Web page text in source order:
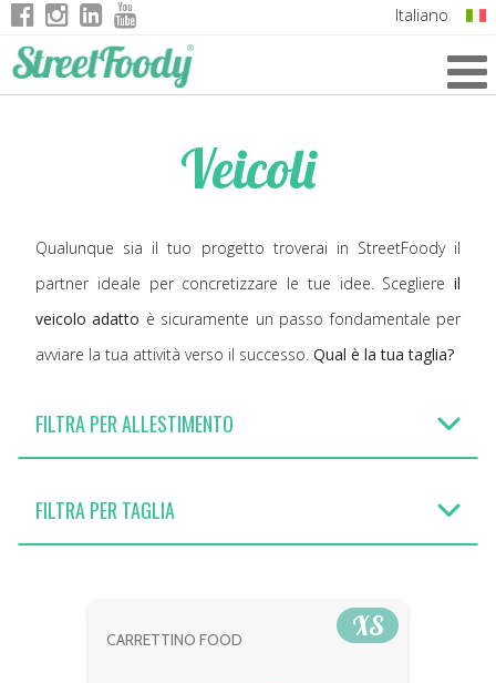
Italiano
Veicoli
Qualunque sia il tuo progetto troverai in StreetFoody il
partner ideale per concretizzare le tue idee. Scegliere il
veicolo adatto è sicuramente un passo fondamentale per
avviare la tua attività verso il successo. Qual è la tua taglia?
FILTRA PER ALLESTIMENTO
FILTRA PER TAGLIA
CARRETTINO FOOD XS